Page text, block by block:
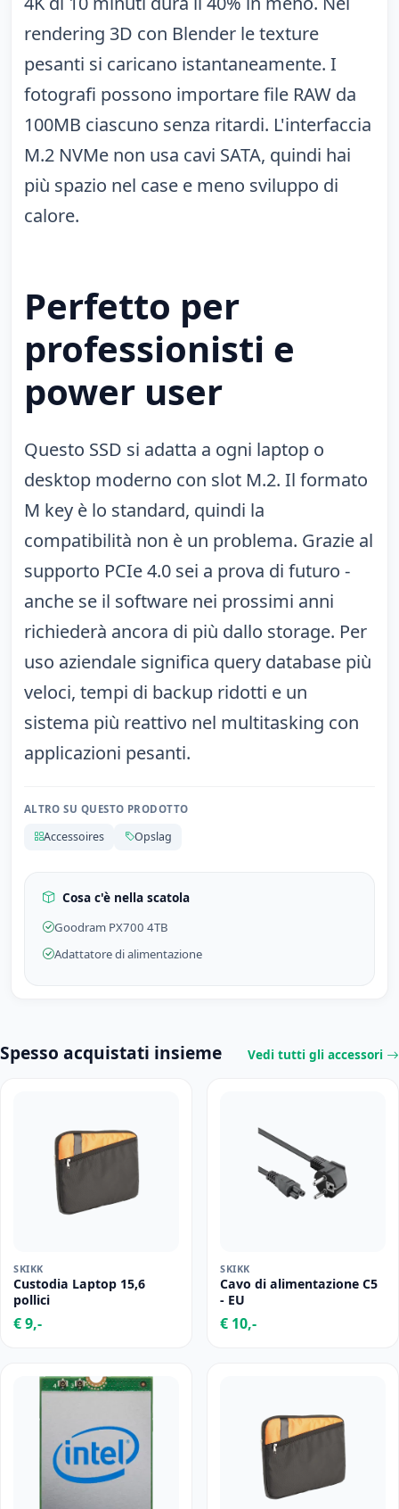
rendering 3D con Blender le texture
pesanti si caricano istantaneamente. I
fotografi possono importare file RAW da
100MB ciascuno senza ritardi. L'interfaccia
M.2 NVMe non usa cavi SATA, quindi hai
più spazio nel case e meno sviluppo di
calore.
Perfetto per
professionisti e
power user
Questo SSD si adatta a ogni laptop o
desktop moderno con slot M.2. Il formato
M key è lo standard, quindi la
compatibilità non è un problema. Grazie al
supporto PCIe 4.0 sei a prova di futuro -
anche se il software nei prossimi anni
richiederà ancora di più dallo storage. Per
uso aziendale significa query database più
veloci, tempi di backup ridotti e un
sistema più reattivo nel multitasking con
applicazioni pesanti.
ALTRO SU QUESTO PRODOTTO
Accessoires Opslag
Cosa c'è nella scatola
Goodram PX700 4TB
Adattatore di alimentazione
Spesso acquistati insieme Vedi tutti gli accessori
SKIKK
Custodia Laptop 15,6
pollici
€ 9,-
SKIKK
Cavo di alimentazione C5
- EU
€ 10,-